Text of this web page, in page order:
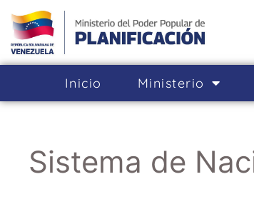
Inicio Ministerio
Sistema de